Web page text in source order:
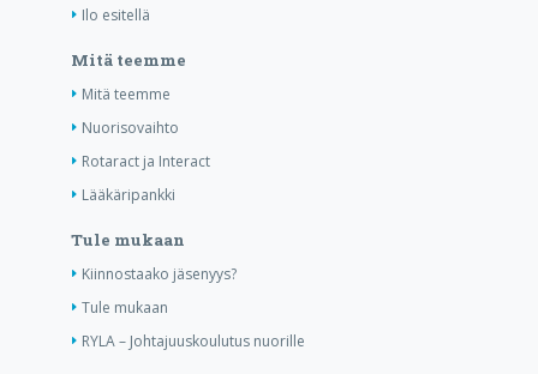
Ilo esitellä
Mitä teemme
Mitä teemme
Nuorisovaihto
Rotaract ja Interact
Lääkäripankki
Tule mukaan
Kiinnostaako jäsenyys?
Tule mukaan
RYLA – Johtajuuskoulutus nuorille